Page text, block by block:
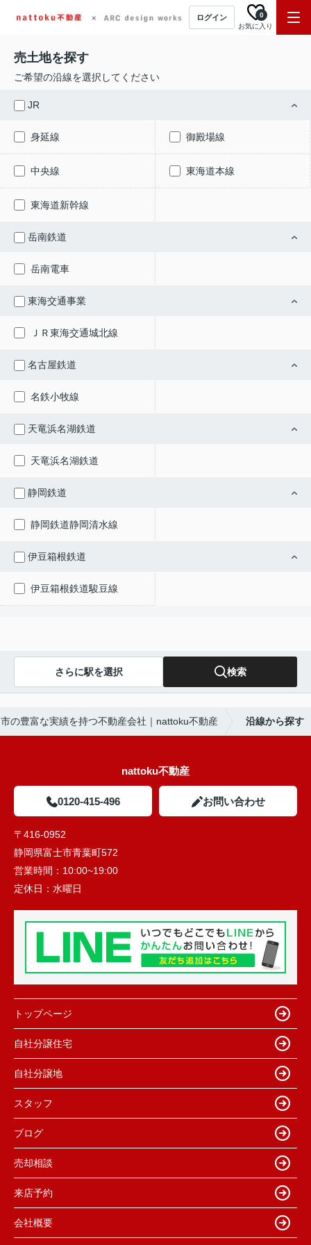
ログイン
お気に入り
0
売土地を探す
ご希望の沿線を選択してください
JR
身延線 御殿場線
中央線 東海道本線
東海道新幹線
岳南鉄道
岳南電車
東海交通事業
ＪＲ東海交通城北線
名古屋鉄道
名鉄小牧線
天竜浜名湖鉄道
天竜浜名湖鉄道
静岡鉄道
静岡鉄道静岡清水線
伊豆箱根鉄道
伊豆箱根鉄道駿豆線
さらに駅を選択 検索
の豊富な実績を持つ不動産会社｜nattoku不動産 沿線から探す
nattoku不動産
0120-415-496 お問い合わせ
〒416-0952
静岡県富士市青葉町572
営業時間： 10:00~19:00
定休日： 水曜日
トップページ
自社分譲住宅
自社分譲地
スタッフ
ブログ
売却相談
来店予約
会社概要